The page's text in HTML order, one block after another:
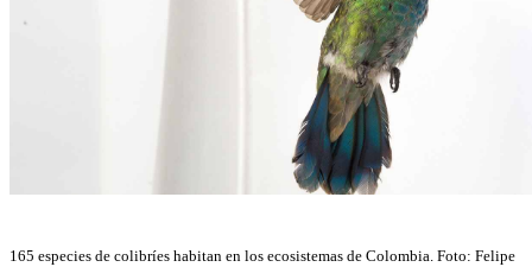
165 especies de colibríes habitan en los ecosistemas de Colombia. Foto: Felipe